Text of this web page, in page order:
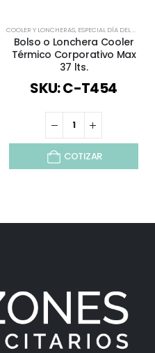
,DEPORTES Y BIENESTAR,ESPECIAL
COOLER Y LONCHERAS, ESPECIAL DÍA DEL MINERO
Bolso o Lonchera Cooler
Térmico Corporativo Max
37 lts.
SKU: C-T454
COTIZAR